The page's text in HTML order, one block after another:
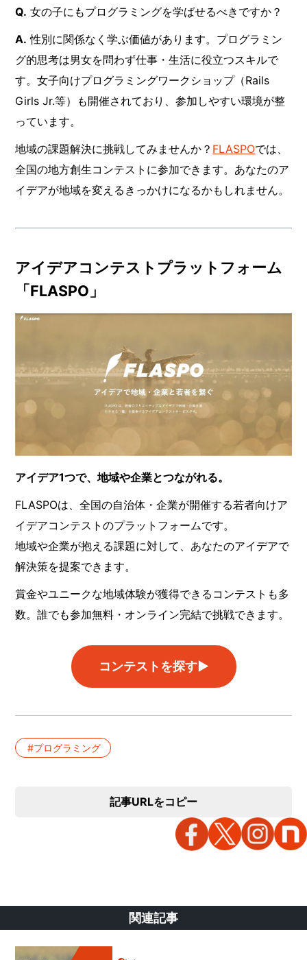
Q. 女の子にもプログラミングを学ばせるべきですか？
A. 性別に関係なく学ぶ価値があります。プログラミン
グ的思考は男女を問わず仕事・生活に役立つスキルで
す。女子向けプログラミングワークショップ（Rails
Girls Jr.等）も開催されており、参加しやすい環境が整
っています。
地域の課題解決に挑戦してみませんか？ FLASPOでは、
全国の地方創生コンテストに参加できます。あなたのア
イデアが地域を変えるきっかけになるかもしれません。
アイデアコンテストプラットフォーム
「FLASPO」
アイデア1つで、地域や企業とつながれる。
FLASPOは、全国の自治体・企業が開催する若者向けア
イデアコンテストのプラットフォームです。
地域や企業が抱える課題に対して、あなたのアイデアで
解決策を提案できます。
賞金やユニークな地域体験が獲得できるコンテストも多
数。誰でも参加無料・オンライン完結で挑戦できます。
コンテストを探す▶︎
プログラミング
記事URLをコピー
関連記事